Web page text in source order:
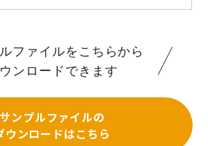
ファイルをこちらから
ンロードできます
サンプルファイルの
ウンロードはこちら